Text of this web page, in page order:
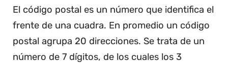
El código postal es un número que identifica el
frente de una cuadra. En promedio un código
postal agrupa 20 direcciones. Se trata de un
número de 7 dígitos, de los cuales los 3